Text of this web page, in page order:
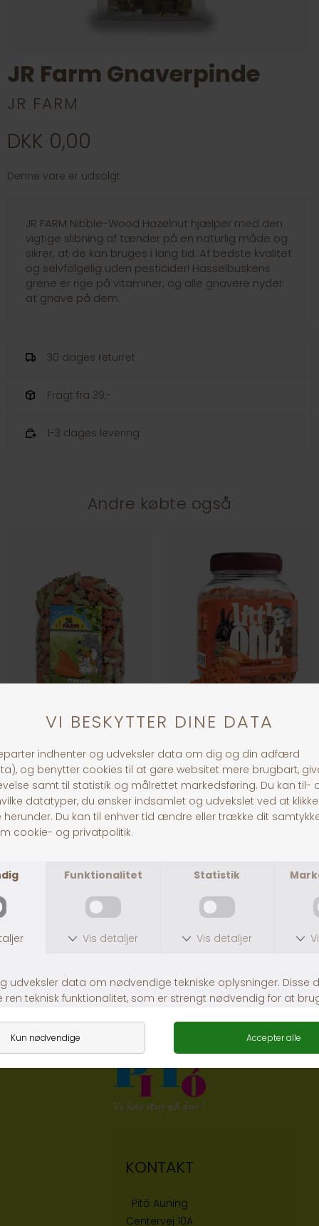
JR Farm Gnaverpinde
JR FARM
DKK 0,00
Denne vare er udsolgt
JR FARM Nibble-Wood Hazelnut hjælper med den
vigtige slibning af tænder på en naturlig måde og
sikrer, at de kan bruges i lang tid. Af bedste kvalitet
og selvfølgelig uden pesticider! Hasselbuskens
grene er rige på vitaminer, og alle gnavere nyder
at gnave på dem.
30 dages returret
Fragt fra 39,-
1-3 dages levering
Andre købte også
DKK 39,00
DKK 39,00
Littel One Herbal Crunchies
DKK 35,00
Little One Carob
DKK 35,00
KONTAKT
Pitó Auning
Centervej 10A